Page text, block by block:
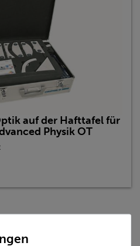
auf der Hafttafel für
Physik OT